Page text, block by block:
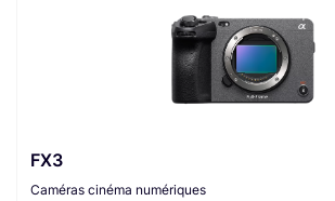
FX3
Caméras cinéma numériques